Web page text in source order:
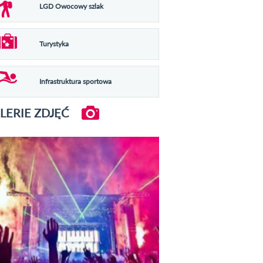
LGD Owocowy szlak
Turystyka
Infrastruktura sportowa
ZDJĘĆ